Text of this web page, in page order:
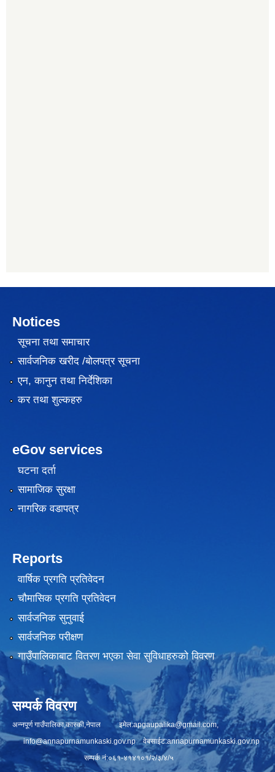
Notices
सूचना तथा समाचार
सार्वजनिक खरीद /बोलपत्र सूचना
एन, कानुन तथा निर्देशिका
कर तथा शुल्कहरु
eGov services
घटना दर्ता
सामाजिक सुरक्षा
नागरिक वडापत्र
Reports
वार्षिक प्रगति प्रतिवेदन
चौमासिक प्रगति प्रतिवेदन
सार्वजनिक सुनुवाई
सार्वजनिक परीक्षण
गाउँपालिकाबाट वितरण भएका सेवा सुविधाहरुको विवरण
सम्पर्क विवरण
अन्नपूर्ण गाउँपालिका,कास्की,नेपाल इमेल:apgaupalika@gmail.com,
info@annapurnamunkaski.gov.npवेबसाईट:annapurnamunkaski.gov.np
सम्पर्क नं:०६१-४१४१०१/२/३/४/५